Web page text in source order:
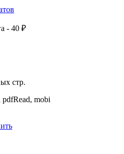
- 40 ₽
стр.
pdfRead, mobi